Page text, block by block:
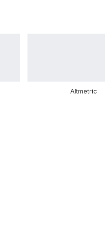
Altmetric